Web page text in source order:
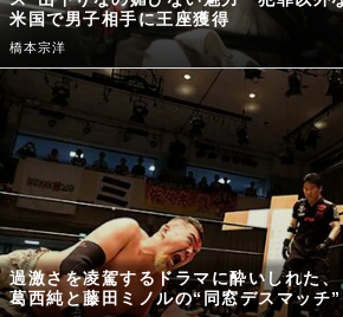
米国で男子相手に王座獲得
橋本宗洋
過激さを凌駕するドラマに酔いしれた、
葛西純と藤田ミノルの“同窓デスマッチ”